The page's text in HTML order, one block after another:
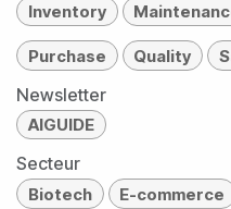
Inventory
Purchase Quality
Newsletter
AIGUIDE
Secteur
Biotech E-commerce